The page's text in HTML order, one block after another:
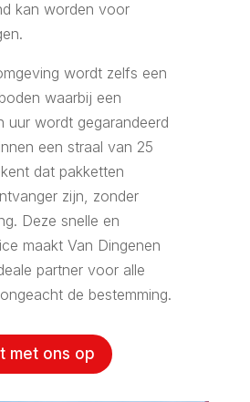
kan worden voor
wordt zelfs een
waarbij een
uur wordt gegarandeerd
een straal van 25
dat pakketten
zijn, zonder
Deze snelle en
maakt Van Dingenen
partner voor alle
de bestemming.
met ons op